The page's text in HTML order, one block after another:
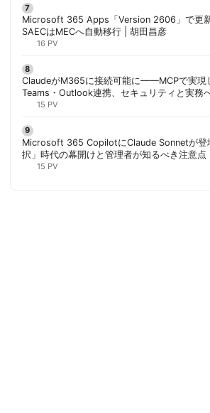
Microsoft 365 Apps「Version 2606」で更新
SAECはMECへ自動移行 | 胡田昌彦
16 PV
ClaudeがM365に接続可能に——MCPで実現
Teams・Outlook連携、セキュリティと実務
胡田昌彦
15 PV
Microsoft 365 CopilotにClaude Sonnetが
択」時代の幕開けと管理者が知るべき注意点
15 PV